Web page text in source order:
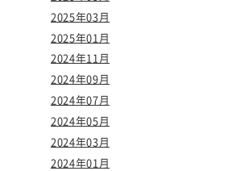
2025年03月
2025年01月
2024年11月
2024年09月
2024年07月
2024年05月
2024年03月
2024年01月